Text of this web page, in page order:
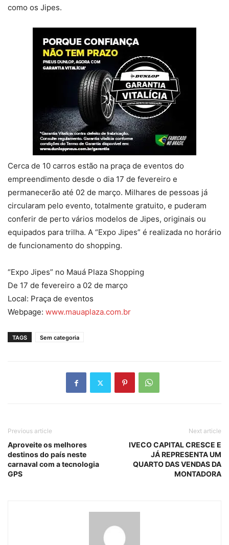
como os Jipes.
Cerca de 10 carros estão na praça de eventos do
empreendimento desde o dia 17 de fevereiro e
permanecerão até 02 de março. Milhares de pessoas já
circularam pelo evento, totalmente gratuito, e puderam
conferir de perto vários modelos de Jipes, originais ou
equipados para trilha. A “Expo Jipes” é realizada no horário
de funcionamento do shopping.
“Expo Jipes” no Mauá Plaza Shopping
De 17 de fevereiro a 02 de março
Local: Praça de eventos
Webpage: www.mauaplaza.com.br
TAGS Sem categoria
Previous article
Aproveite os melhores
destinos do país neste
carnaval com a tecnologia
GPS
Next article
IVECO CAPITAL CRESCE E
JÁ REPRESENTA UM
QUARTO DAS VENDAS DA
MONTADORA